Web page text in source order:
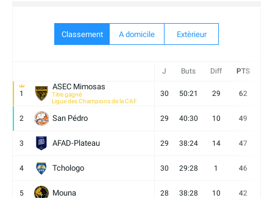
Classement A domicile Extèrieur
J Buts Diff PTS
1
ASEC Mimosas
Titre gagné
Ligue des Champions de la CAF
30 50:21 29 62
2 San Pédro 29 40:30 10 49
3 AFAD-Plateau 29 38:24 14 47
4 Tchologo 30 29:28 1 46
5 Mouna 28 38:28 10 42